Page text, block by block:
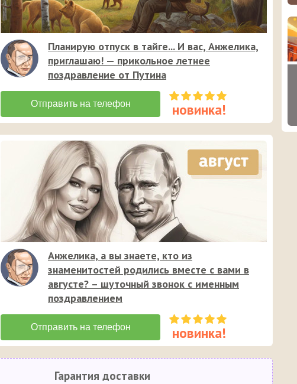
Планирую отпуск в тайге... И вас, Анжелика,
приглашаю! — прикольное летнее
поздравление от Путина
Анжелика, а вы знаете, кто из
знаменитостей родились вместе с вами в
августе? – шуточный звонок с именным
поздравлением
Гарантия доставки